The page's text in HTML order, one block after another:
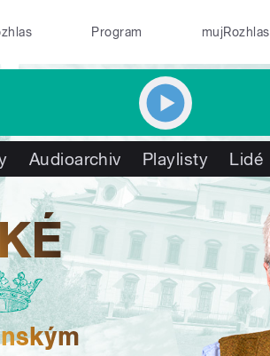
Program mujRozhlas
Audioarchiv Playlisty Lidé